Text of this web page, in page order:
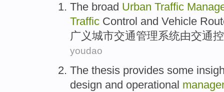
The broad Urban Traffic
Traffic Control and Vehicle
广义城市交通管理系统由交通
youdao
The thesis provides some
design and operational